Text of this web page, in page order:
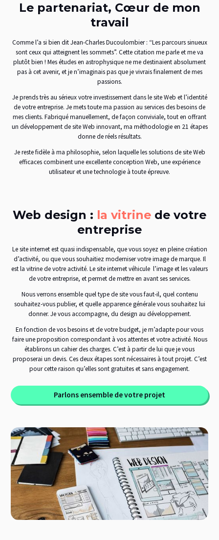
Le partenariat, Cœur de mon
travail
Comme l’a si bien dit Jean-Charles Ducoulombier : “Les parcours sinueux
sont ceux qui atteignent les sommets”. Cette citation me parle et me va
plutôt bien ! Mes études en astrophysique ne me destinaient absolument
pas à cet avenir, et je n’imaginais pas que je vivrais finalement de mes
passions.
Je prends très au sérieux votre investissement dans le site Web et l’identité
de votre entreprise. Je mets toute ma passion au services des besoins de
mes clients. Fabriqué manuellement, de façon conviviale, tout en offrant
un développement de site Web innovant, ma méthodologie en 21 étapes
donne de réels résultats.
Je reste fidèle à ma philosophie, selon laquelle les solutions de site Web
efficaces combinent une excellente conception Web, une expérience
utilisateur et une technologie à toute épreuve.
Web design : la vitrine de votre
entreprise
Le site internet est quasi indispensable, que vous soyez en pleine création
d’activité, ou que vous souhaitiez moderniser votre image de marque. Il
est la vitrine de votre activité. Le site internet véhicule l’image et les valeurs
de votre entreprise, et permet de mettre en avant ses services.
Nous verrons ensemble quel type de site vous faut-il, quel contenu
souhaitez-vous publier, et quelle apparence générale vous souhaitez lui
donner. Je vous accompagne, du design au développement.
En fonction de vos besoins et de votre budget, je m’adapte pour vous
faire une proposition correspondant à vos attentes et votre activité. Nous
établirons un cahier des charges. C’est à partir de lui que je vous
proposerai un devis. Ces deux étapes sont nécessaires à tout projet. C’est
pour cette raison qu’elles sont gratuites et sans engagement.
Parlons ensemble de votre projet